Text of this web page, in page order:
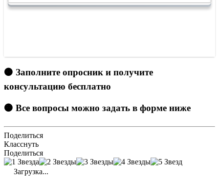
🟠 Заполните опросник и получите
консультацию бесплатно
🟠 Все вопросы можно задать в форме ниже
Поделиться
Класснуть
Поделиться
Загрузка...